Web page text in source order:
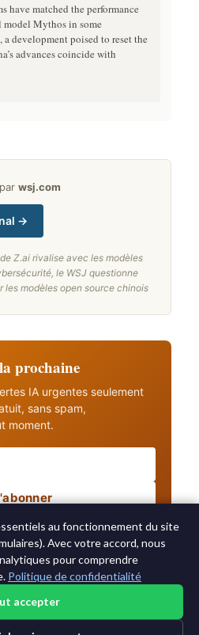
have matched the performance
Mythos in some
development poised to reset the
advances coincide with
wsj.com
→
Z.ai rivalise avec les modèles
le WSJ questionne
les modèles open source chinois
prochaine
IA urgentes seulement
sans spam,
moment.
IA urgentes
au fonctionnement du site
Avec votre accord, nous
pour comprendre
Politique de confidentialité
accepter